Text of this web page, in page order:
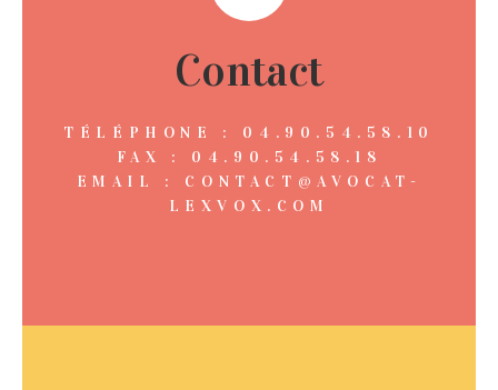
Contact
TÉLÉPHONE : 04.90.54.58.10
FAX : 04.90.54.58.18
EMAIL : CONTACT@AVOCAT-
LEXVOX.COM